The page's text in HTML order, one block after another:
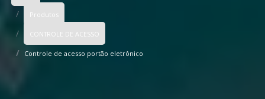
Produtos
CONTROLE DE ACESSO
Controle de acesso portão eletrônico